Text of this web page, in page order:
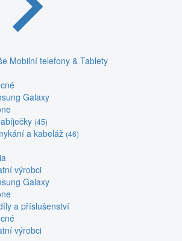
Mobilní telefony & Tablety
Galaxy
(45)
a kabeláž (46)
výrobci
Galaxy
a příslušenství
výrobci